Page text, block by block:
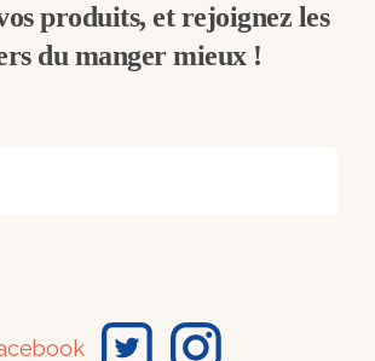
produits, et rejoignez les
du manger mieux !